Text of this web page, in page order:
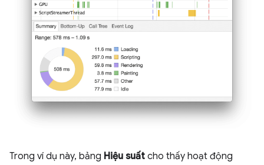
Trong ví dụ này, bảng Hiệu suất cho thấy hoạt động